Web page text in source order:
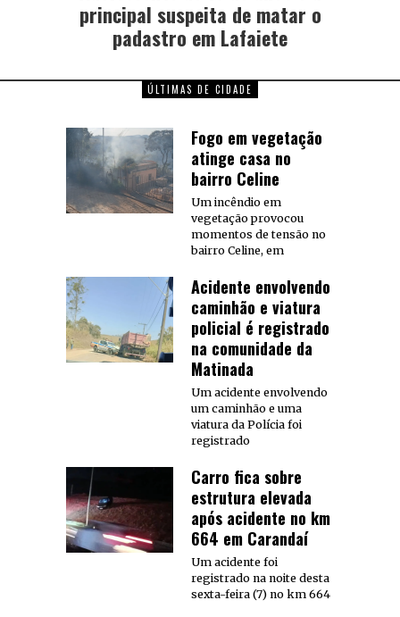
principal suspeita de matar o
padastro em Lafaiete
ÚLTIMAS DE CIDADE
Fogo em vegetação
atinge casa no
bairro Celine
Um incêndio em
vegetação provocou
momentos de tensão no
bairro Celine, em
Acidente envolvendo
caminhão e viatura
policial é registrado
na comunidade da
Matinada
Um acidente envolvendo
um caminhão e uma
viatura da Polícia foi
registrado
Carro fica sobre
estrutura elevada
após acidente no km
664 em Carandaí
Um acidente foi
registrado na noite desta
sexta-feira (7) no km 664